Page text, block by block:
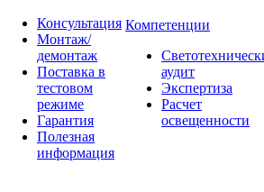
Консультация
Монтаж/
демонтаж
Поставка в
тестовом
режиме
Гарантия
Полезная
информация
Компетенции
аудит
Экспертиза
Расчет
освещенности